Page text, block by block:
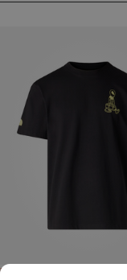
Du sparst 28%